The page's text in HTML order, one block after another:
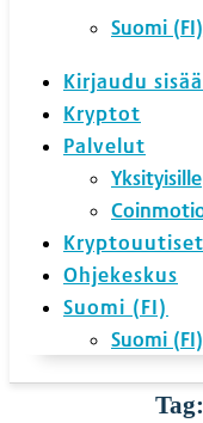
Suomi (FI)
Kirjaudu
Kryptot
Palvelut
Yksityisille
Kryptouutiset
Ohjekeskus
Suomi (FI)
Suomi (FI)